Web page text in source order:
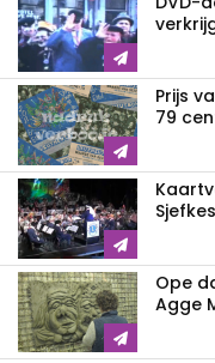
Prijs
79
Ope
Agge